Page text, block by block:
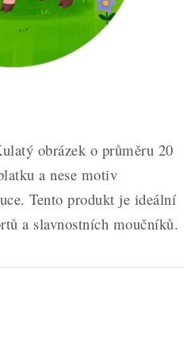
Obchodní podmínky
Moje objednávka
obrázek o průměru 20
a nese motiv
Tento produkt je ideální
a slavnostních moučníků.